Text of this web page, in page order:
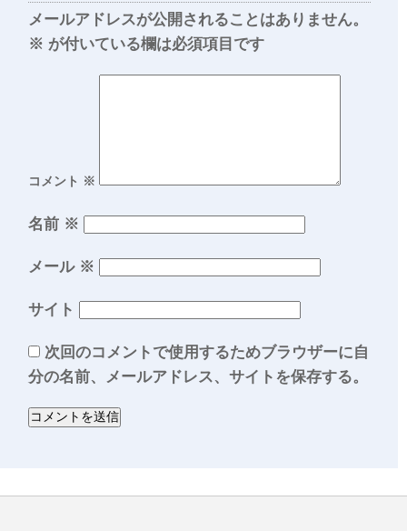
メールアドレスが公開されることはありません。
※ が付いている欄は必須項目です
コメント ※
名前 ※
メール ※
サイト
次回のコメントで使用するためブラウザーに自
分の名前、メールアドレス、サイトを保存する。